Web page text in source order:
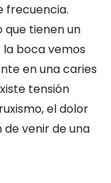
frecuencia.
que tienen un
boca vemos
en una caries
tensión
el dolor
de venir de una